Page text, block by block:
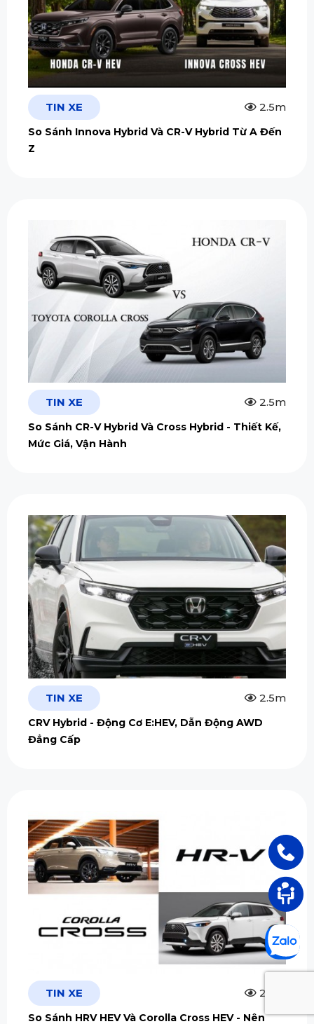
TIN XE 2.5m
So Sánh Innova Hybrid Và CR-V Hybrid Từ A Đến
Z
TIN XE 2.5m
So Sánh CR-V Hybrid Và Cross Hybrid - Thiết Kế,
Mức Giá, Vận Hành
TIN XE 2.5m
CRV Hybrid - Động Cơ E:HEV, Dẫn Động AWD
Đẳng Cấp
TIN XE 2.5m
So Sánh HRV HEV Và Corolla Cross HEV - Nên